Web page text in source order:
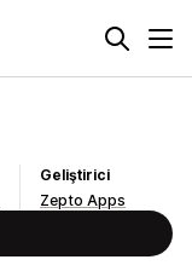
Geliştirici
Zepto Apps